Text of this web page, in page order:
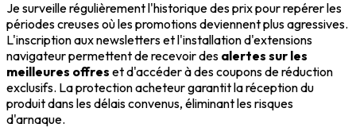
Je surveille régulièrement l'historique des prix pour repérer les
périodes creuses où les promotions deviennent plus agressives.
L'inscription aux newsletters et l'installation d'extensions
navigateur permettent de recevoir des alertes sur les
meilleures offres et d'accéder à des coupons de réduction
exclusifs. La protection acheteur garantit la réception du
produit dans les délais convenus, éliminant les risques
d'arnaque.